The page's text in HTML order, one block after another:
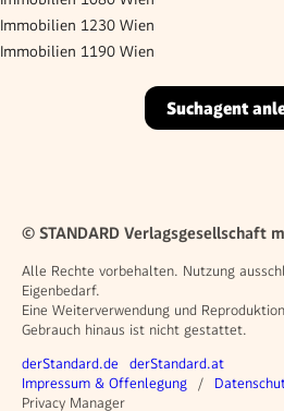
Immobilien 1230 Wien
Immobilien 1190 Wien
Suchagent
© STANDARD Verlagsgesellschaft
Alle Rechte vorbehalten. Nutzung
Eigenbedarf.
Eine Weiterverwendung und
Gebrauch hinaus ist nicht gestattet.
Weitere Angebote
derStandard.de derStandard.at
Rechtliches
Impressum & Offenlegung
Privacy Manager